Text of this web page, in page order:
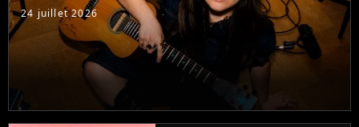
24 juillet 2026